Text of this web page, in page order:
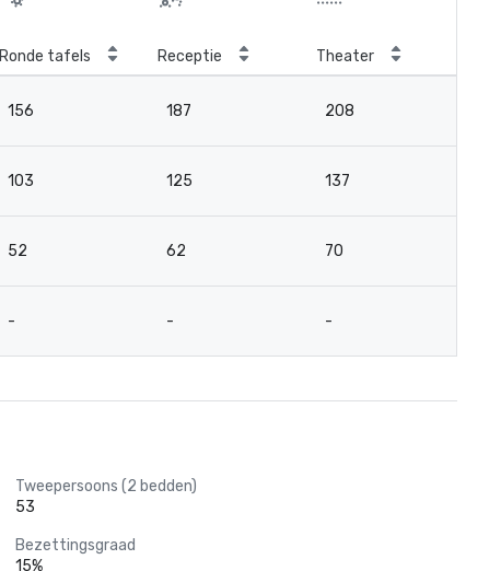
Ronde tafels Receptie Theater
156 187 208
103 125 137
52 62 70
- - -
Tweepersoons (2 bedden)
53
Bezettingsgraad
15%